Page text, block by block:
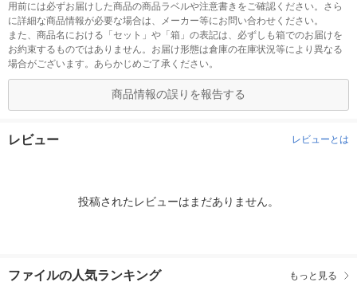
用前には必ずお届けした商品の商品ラベルや注意書きをご確認ください。さら
に詳細な商品情報が必要な場合は、メーカー等にお問い合わせください。
また、商品名における「セット」や「箱」の表記は、必ずしも箱でのお届けを
お約束するものではありません。お届け形態は倉庫の在庫状況等により異なる
場合がございます。あらかじめご了承ください。
商品情報の誤りを報告する
レビュー レビューとは
投稿されたレビューはまだありません。
ファイルの人気ランキング もっと見る